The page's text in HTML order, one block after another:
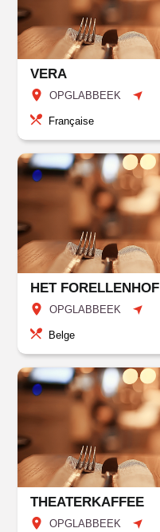
VERA
OPGLABBEEK
Française
HET FORELLENHOF
OPGLABBEEK
Belge
THEATERKAFFEE
OPGLABBEEK